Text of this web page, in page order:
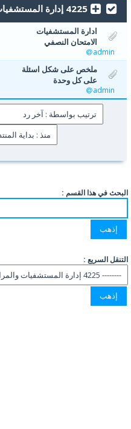
4225 إدارة المستشفيات والمراكز الصحية
ادارة المستشفيات
الامتحان النصفي
admin
ملخص على شكل اسئلة
على كل وحدة
admin
البحث في هذا القسم :
التنقل السريع :